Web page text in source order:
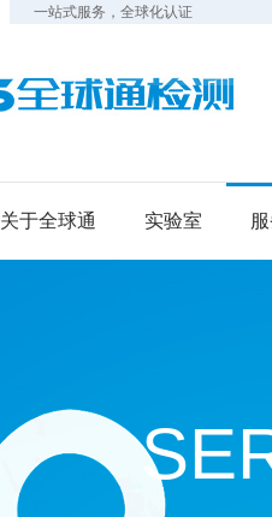
一站式服务，全球化认证
关于全球通 实验室